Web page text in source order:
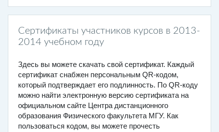
Сертификаты участников курсов в 2013-
2014 учебном году
Здесь вы можете скачать свой сертификат. Каждый
сертификат снабжен персональным QR-кодом,
который подтверждает его подлинность. По QR-коду
можно найти электронную версию сертификата на
официальном сайте Центра дистанционного
образования Физического факультета МГУ. Как
пользоваться кодом, вы можете прочесть